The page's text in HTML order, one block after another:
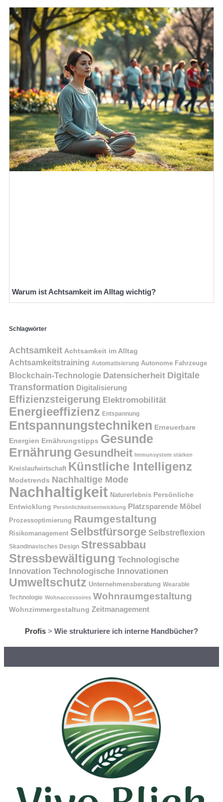
Warum ist Achtsamkeit im Alltag wichtig?
Schlagwörter
Achtsamkeit Achtsamkeit im Alltag
Achtsamkeitstraining Automatisierung Autonome Fahrzeuge
Blockchain-Technologie Datensicherheit Digitale
Transformation Digitalisierung
Effizienzsteigerung Elektromobilität
Energieeffizienz Entspannung
Entspannungstechniken Erneuerbare
Energien Ernährungstipps Gesunde
Ernährung Gesundheit Immunsystem stärken
Kreislaufwirtschaft Künstliche Intelligenz
Modetrends Nachhaltige Mode
Nachhaltigkeit Naturerlebnis Persönliche
Entwicklung Persönlichkeitsentwicklung Platzsparende Möbel
Prozessoptimierung Raumgestaltung
Risikomanagement Selbstfürsorge Selbstreflexion
Skandinavisches Design Stressabbau
Stressbewältigung Technologische
Innovation Technologische Innovationen
Umweltschutz Unternehmensberatung Wearable
Technologie Wohnaccessoires Wohnraumgestaltung
Wohnzimmergestaltung Zeitmanagement
Profis > Wie strukturiere ich interne Handbücher?